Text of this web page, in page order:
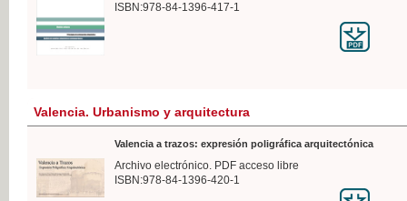
ISBN:978-84-1396-417-1
Valencia. Urbanismo y arquitectura
Valencia a trazos: expresión poligráfica arquitectónica
Archivo electrónico. PDF acceso libre
ISBN:978-84-1396-420-1